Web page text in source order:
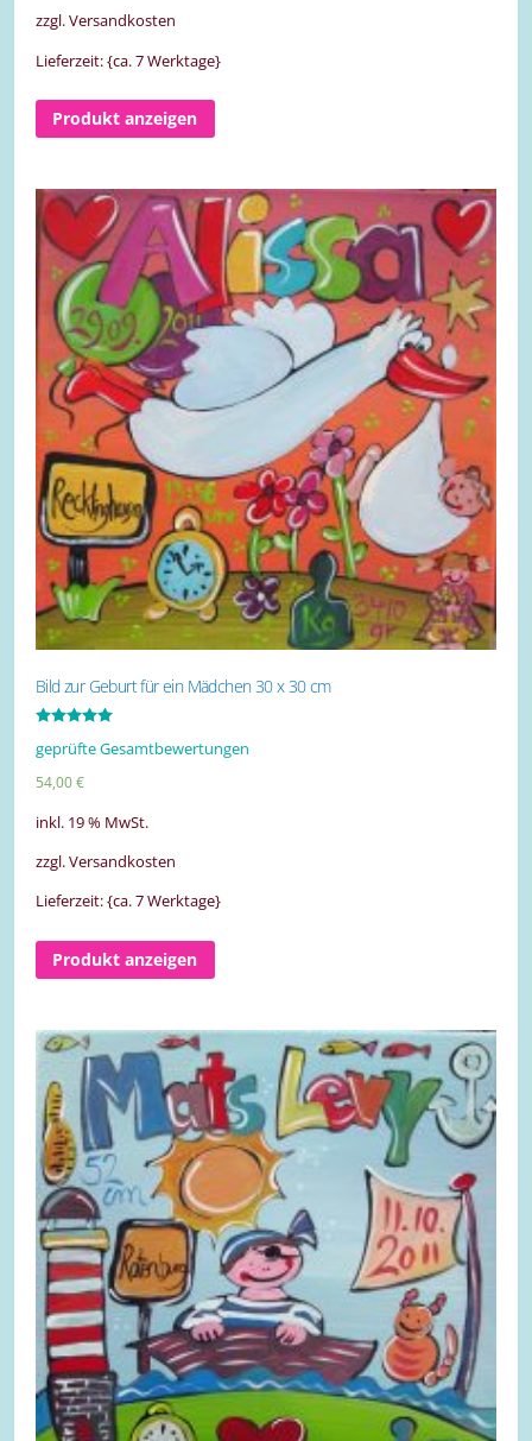
zzgl. Versandkosten
Lieferzeit: {ca. 7 Werktage}
Produkt anzeigen
Bild zur Geburt für ein Mädchen 30 x 30 cm
5.00
geprüfte Gesamtbewertungen
54,00€
inkl. 19 % MwSt.
zzgl. Versandkosten
Lieferzeit: {ca. 7 Werktage}
Produkt anzeigen